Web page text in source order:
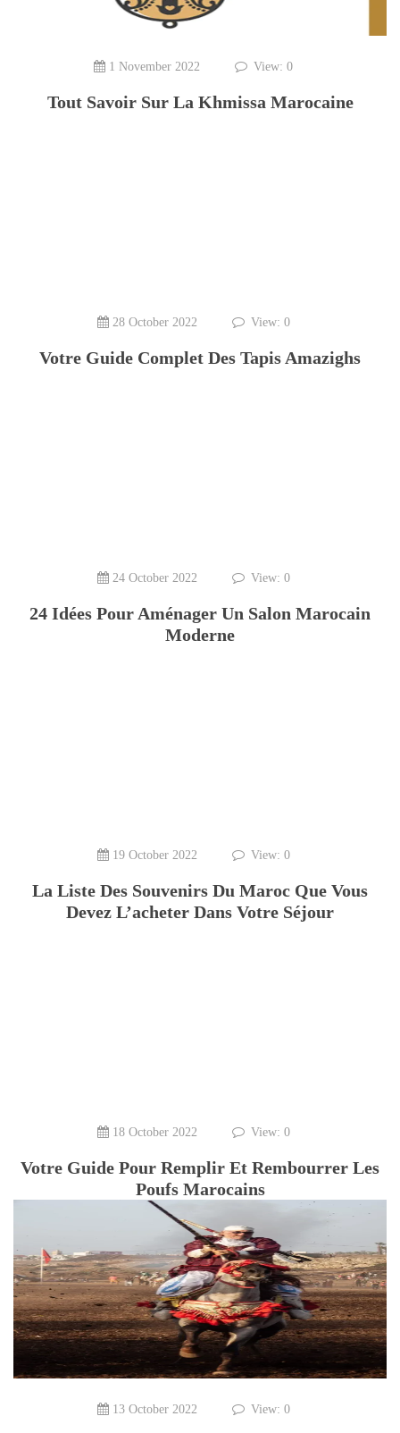
1 November 2022 View: 0
Tout Savoir Sur La Khmissa Marocaine
28 October 2022 View: 0
Votre Guide Complet Des Tapis Amazighs
24 October 2022 View: 0
24 Idées Pour Aménager Un Salon Marocain
Moderne
19 October 2022 View: 0
La Liste Des Souvenirs Du Maroc Que Vous
Devez L’acheter Dans Votre Séjour
18 October 2022 View: 0
Votre Guide Pour Remplir Et Rembourrer Les
Poufs Marocains
13 October 2022 View: 0